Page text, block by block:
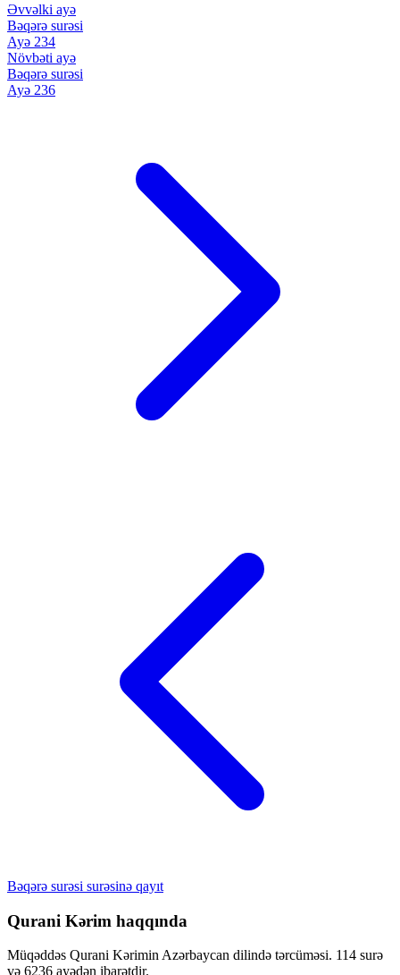
Əvvəlki ayə
Bəqərə surəsi
Ayə 234
Növbəti ayə
Bəqərə surəsi
Ayə 236
Bəqərə surəsi surəsinə qayıt
Qurani Kərim haqqında
Müqəddəs Qurani Kərimin Azərbaycan dilində tərcüməsi. 114 surə
və 6236 ayədən ibarətdir.